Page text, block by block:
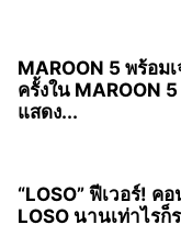
MAROON 5 พร้อม
ครั้งใน MAROON
แสดง...
“LOSO” ฟีเวอร์! ค
LOSO นานเท่าไรก็